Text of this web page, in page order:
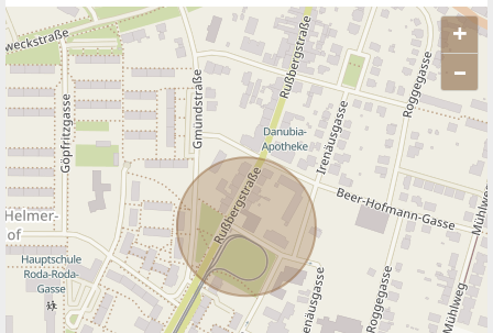
+
–
ANBIETER KONTAKTIEREN